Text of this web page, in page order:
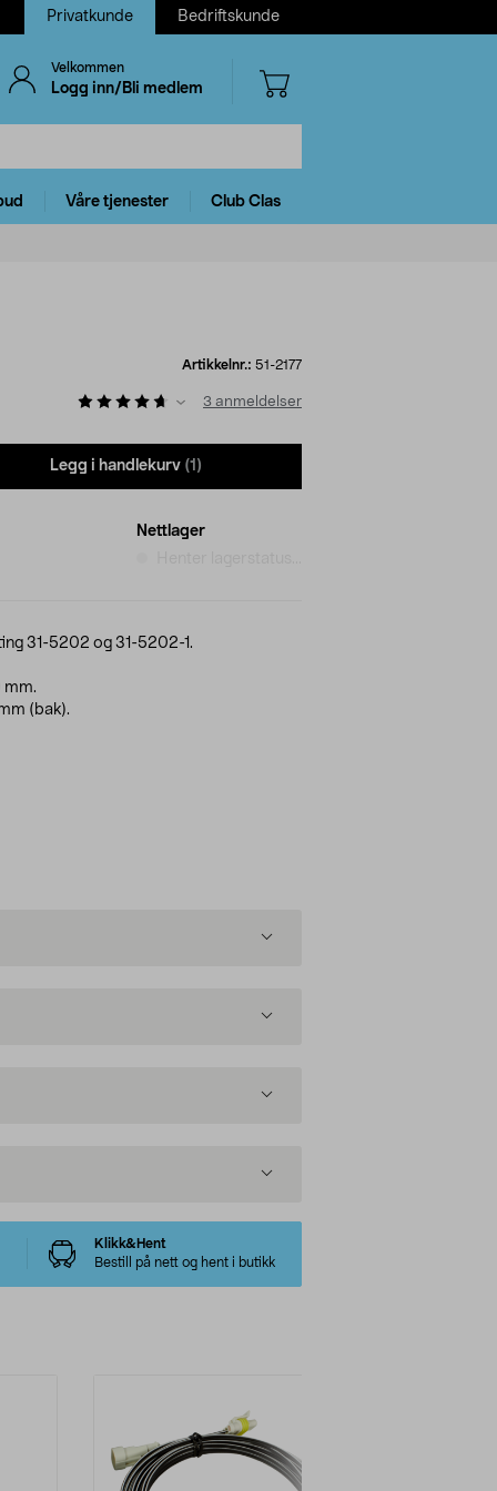
Privatkunde Bedriftskunde
Velkommen
Logg inn/Bli medlem
Våre tjenester Club Clas
Artikkelnr.: 51-2177
3 anmeldelser
Legg i handlekurv (1)
Nettlager
31-5202 og 31-5202-1.
mm.
(bak).
Klikk&Hent
Bestill på nett og hent i butikk